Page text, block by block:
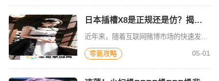
日本插槽X8是正规还是仿？揭秘真相，背后暗藏的秘密！谁懂啊！
近年来，随着互联网赌博市场的快速发展，日本的插槽（也就是老虎机）游戏逐渐在全球范围内流行，尤其是在亚洲地区，其中“日本插槽X8”更是成为了热议话题。然而，很多玩家对这款游戏的合法性和正规性存在疑问，究
零氪攻略 05-01